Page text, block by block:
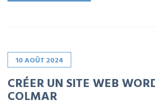
10AOÛT 2024
CRÉER UN SITE WEB
COLMAR